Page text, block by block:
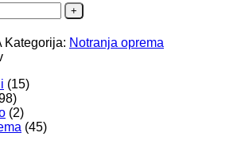
Kategorija: Notranja oprema
(15)
(2)
(45)